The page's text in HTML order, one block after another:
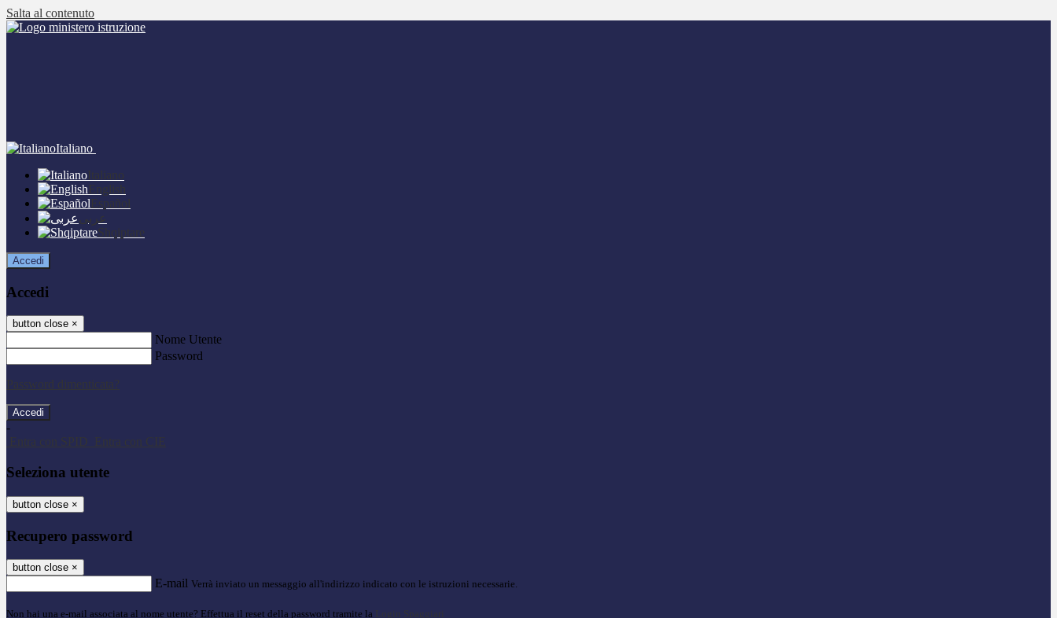
Salta al contenuto
Italiano
Italiano
English
Español
عربى
Shqiptare
Accedi
Accedi
button close ×
Nome Utente
Password
Password dimenticata?
-
Entra con SPID
Entra con CIE
Seleziona utente
button close ×
Recupero password
button close ×
E-mail Verrà inviato un messaggio all'indirizzo indicato con le istruzioni necessarie.
Non hai una e-mail associata al nome utente? Effettua il reset della password tramite la Login Spaggiari